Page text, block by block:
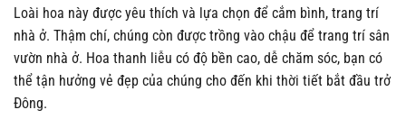
Loài hoa này được yêu thích và lựa chọn để cắm bình, trang trí
nhà ở. Thậm chí, chúng còn được trồng vào chậu để trang trí sân
vườn nhà ở. Hoa thanh liễu có độ bền cao, dễ chăm sóc, bạn có
thể tận hưởng vẻ đẹp của chúng cho đến khi thời tiết bắt đầu trở
Đông.